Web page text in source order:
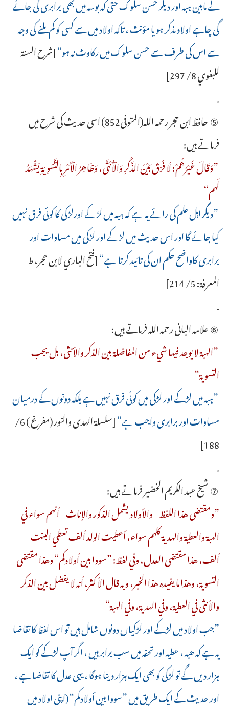
گی چاہے اولاد مذکر ہو یا مؤنث ، تاکہ اولاد میں سے کسی کو کم ملنے کی وجہ
سے اس کی طرف سے حسن سلوک میں رکاوٹ نہ ہو“[شرح السنة
للبغوي 8/ 297]
.
⑤ حافظ ابن حجر رحمہ اللہ(المتوفى852) اسی حدیث کی شرح میں
فرماتے ہیں:
”وَقَالَ غَيْرُهُمْ: ‌لَا ‌فَرْقَ ‌بَيْنَ ‌الذَّكَرِ ‌وَالْأُنْثَى، وَظَاهِرُ الْأَمْرِ بِالتَّسْوِيَةِ يَشْهَدُ
لَهم“
”دیگر اہل علم کی رائے یہ ہے کہ ہبہ میں لڑکے اورلڑکی کا کوئی فرق نہیں
کیا جائے گا اور اس حدیث میں لڑکے اور لڑکی میں مساوات اور
برابری کاواضح حکم ان کی تائید کرتا ہے“[فتح الباري لابن حجر، ط
المعرفة: 5/ 214]
.
⑥ علامہ البانی رحمہ اللہ فرماتے ہیں:
”الهبة لا يوجد فيها شيء من المفاضلة بين الذكر والأنثى، بل يجب
التسوية“
”ہبہ میں لڑکے اور لڑکی میں کوئی فرق نہیں ہے بلکہ دونوں کے درمیان
مساوات اور برابری واجب ہے“
[سلسلة الهدى والنور (مفرغ ) 6/
188]
.
⑦ شیخ عبد الكريم الخضير فرماتے ہیں:
”ومقتضى هذا اللفظ - والأولاد يشمل الذكور والإناث - أنهم سواء في
الهبة والعطية والهدية كلهم سواء، أعطيت الولد ألف تعطي البنت
ألف، هذا مقتضى العدل، وفي لفظ: ”سووا بين أولادكم“ وهذا مقتضى
التسوية، وهذا ما يفيده هذا الخبر، وبه قال الأكثر، أنه لا يفضل بين الذكر
والأنثى في العطية، وفي الهدية، وفي الهبة“
”جب اولاد میں لڑکے اور لڑکیاں دونوں شامل ہیں تو اس لفظ کا تقاضا
یہ ہے کہ ھبہ ، عطیہ اور تحفہ میں سب برابر ہیں ، اگر آپ لڑکے کو ایک
ہزار دیں گے تو لڑکی کو بھی ایک ہزار دینا ہوگا ، یہی عدل کا تقاضا ہے ،
اور حدیث کے ایک طریق میں ”سووا بين أولادكم“ (اپنی اولاد میں